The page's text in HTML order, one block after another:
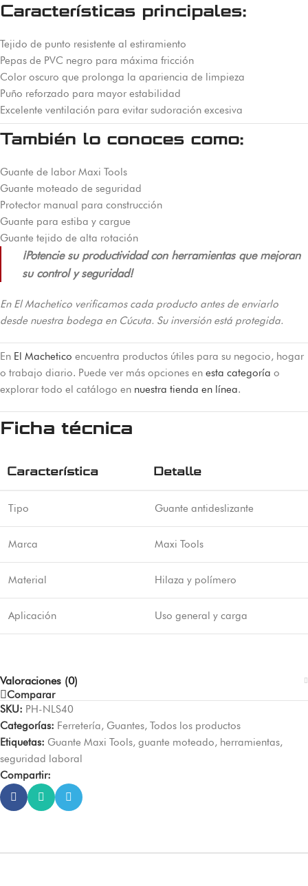
Características principales:
Tejido de punto resistente al estiramiento
Pepas de PVC negro para máxima fricción
Color oscuro que prolonga la apariencia de limpieza
Puño reforzado para mayor estabilidad
Excelente ventilación para evitar sudoración excesiva
También lo conoces como:
Guante de labor Maxi Tools
Guante moteado de seguridad
Protector manual para construcción
Guante para estiba y cargue
Guante tejido de alta rotación
¡Potencie su productividad con herramientas que mejoran
su control y seguridad!
En El Machetico verificamos cada producto antes de enviarlo
desde nuestra bodega en Cúcuta. Su inversión está protegida.
En El Machetico encuentra productos útiles para su negocio, hogar
o trabajo diario. Puede ver más opciones en esta categoría o
explorar todo el catálogo en nuestra tienda en línea.
Ficha técnica
Característica Detalle
Tipo Guante antideslizante
Marca Maxi Tools
Material Hilaza y polímero
Aplicación Uso general y carga
Valoraciones (0)
Comparar
SKU: PH-NLS40
Categorías: Ferretería, Guantes, Todos los productos
Etiquetas: Guante Maxi Tools, guante moteado, herramientas,
seguridad laboral
Compartir: